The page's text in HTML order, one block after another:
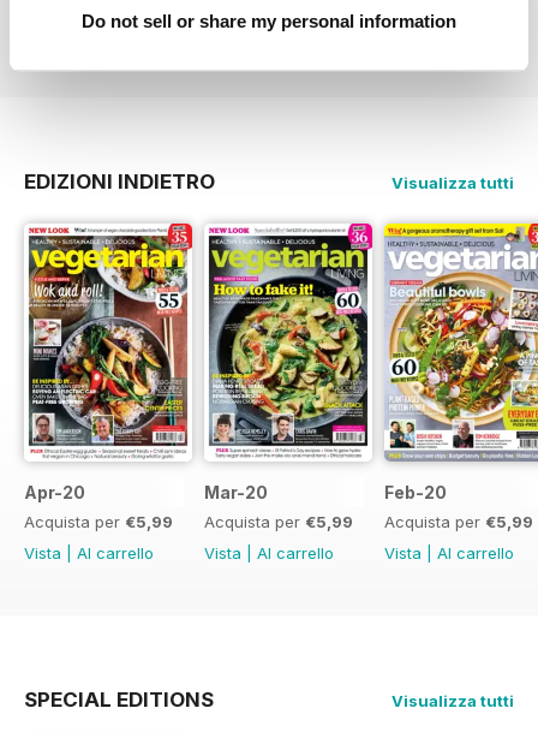
Do not sell or share my personal information
Recensito 17 marzo 2015
EDIZIONI INDIETRO Visualizza tutti
Apr-20
Acquista per €5,99
Vista
Al carrello
Mar-20
Acquista per €5,99
Vista
Al carrello
Feb-20
Acquista per €5,99
Vista
Al carrello
SPECIAL EDITIONS Visualizza tutti